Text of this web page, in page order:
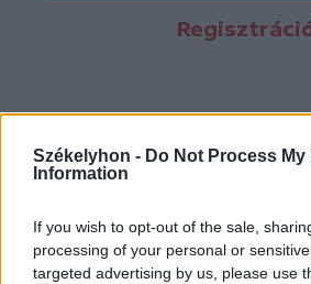
Székelyhon - Do Not Process My
Information
If you wish to opt-out of the sale,
processing of your personal or
targeted advertising by us, please use